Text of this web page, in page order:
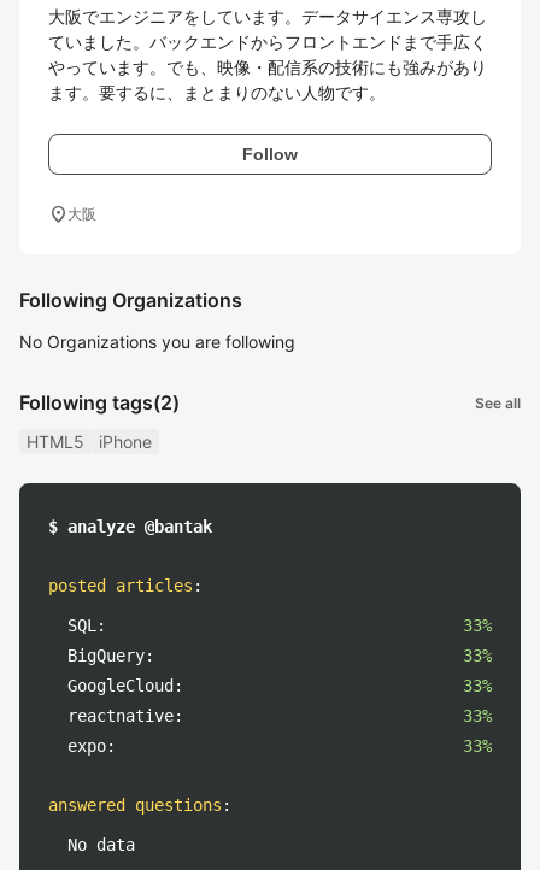
大阪でエンジニアをしています。データサイエンス専攻し
ていました。バックエンドからフロントエンドまで手広く
やっています。でも、映像・配信系の技術にも強みがあり
ます。要するに、まとまりのない人物です。
Follow
location_on 大阪
Following Organizations
No Organizations you are following
Following tags(2) See all
HTML5 iPhone
$ analyze @bantak
posted articles :
SQL:
33%
BigQuery:
33%
GoogleCloud:
33%
reactnative:
33%
expo:
33%
answered questions :
No data